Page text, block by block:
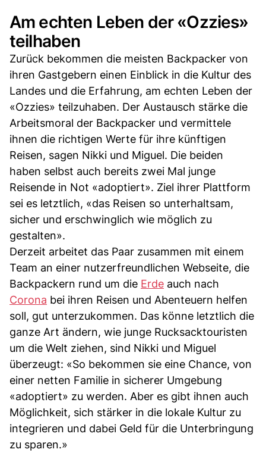
Am echten Leben der «Ozzies»
teilhaben
Zurück bekommen die meisten Backpacker von
ihren Gastgebern einen Einblick in die Kultur des
Landes und die Erfahrung, am echten Leben der
«Ozzies» teilzuhaben. Der Austausch stärke die
Arbeitsmoral der Backpacker und vermittele
ihnen die richtigen Werte für ihre künftigen
Reisen, sagen Nikki und Miguel. Die beiden
haben selbst auch bereits zwei Mal junge
Reisende in Not «adoptiert». Ziel ihrer Plattform
sei es letztlich, «das Reisen so unterhaltsam,
sicher und erschwinglich wie möglich zu
gestalten».
Derzeit arbeitet das Paar zusammen mit einem
Team an einer nutzerfreundlichen Webseite, die
Backpackern rund um die Erde auch nach
Corona bei ihren Reisen und Abenteuern helfen
soll, gut unterzukommen. Das könne letztlich die
ganze Art ändern, wie junge Rucksacktouristen
um die Welt ziehen, sind Nikki und Miguel
überzeugt: «So bekommen sie eine Chance, von
einer netten Familie in sicherer Umgebung
«adoptiert» zu werden. Aber es gibt ihnen auch
Möglichkeit, sich stärker in die lokale Kultur zu
integrieren und dabei Geld für die Unterbringung
zu sparen.»